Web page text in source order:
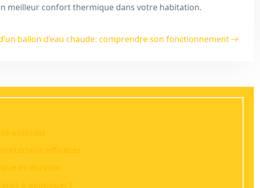
meilleur confort thermique dans votre habitation.
ballon d’eau chaude: comprendre son fonctionnement
assurés!
efficaces
et durable
à appliquer !